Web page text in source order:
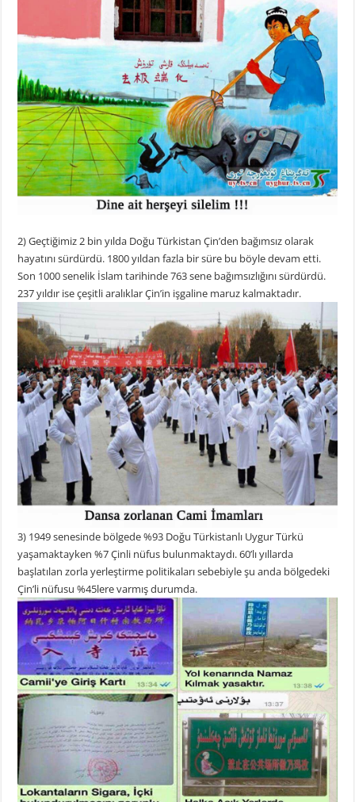
2) Geçtiğimiz 2 bin yılda Doğu Türkistan Çin’den bağımsız olarak
hayatını sürdürdü. 1800 yıldan fazla bir süre bu böyle devam etti.
Son 1000 senelik İslam tarihinde 763 sene bağımsızlığını sürdürdü.
237 yıldır ise çeşitli aralıklar Çin’in işgaline maruz kalmaktadır.
3) 1949 senesinde bölgede %93 Doğu Türkistanlı Uygur Türkü
yaşamaktayken %7 Çinli nüfus bulunmaktaydı. 60’lı yıllarda
başlatılan zorla yerleştirme politikaları sebebiyle şu anda bölgedeki
Çin’li nüfusu %45lere varmış durumda.